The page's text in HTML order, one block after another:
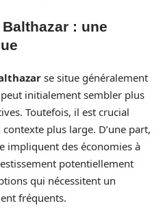
: une
se situe généralement
initialement sembler plus
Toutefois, il est crucial
plus large. D’une part,
impliquent des économies à
potentiellement
qui nécessitent un
fréquents.